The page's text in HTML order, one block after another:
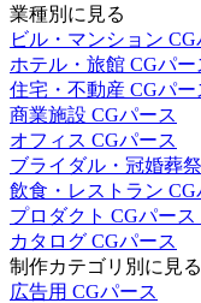
業種別に見る
ビル・マンション CG
ホテル・旅館 CGパー
住宅・不動産 CGパー
商業施設 CGパース
オフィス CGパース
ブライダル・冠婚葬
飲食・レストラン CG
プロダクト CGパース
カタログ CGパース
制作カテゴリ別に見る
広告用 CGパース